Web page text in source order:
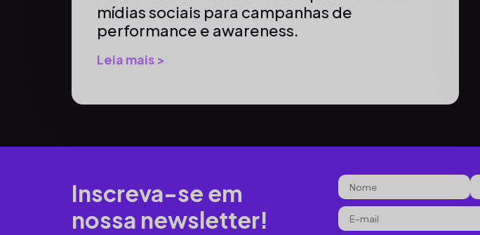
mídias sociais para campanhas de
performance e awareness.
Leia mais >
Inscreva-se em
nossa newsletter!